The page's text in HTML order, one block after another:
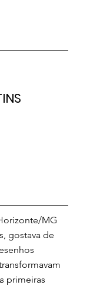
MG
gostava de
primeiras